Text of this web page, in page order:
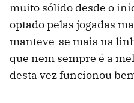
muito sólido desde o
optado pelas jogadas
manteve-se mais na
que nem sempre é a
desta vez funcionou